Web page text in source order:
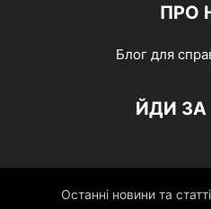
ПРО
Блог для
ЙДИ
Останні новини та статті